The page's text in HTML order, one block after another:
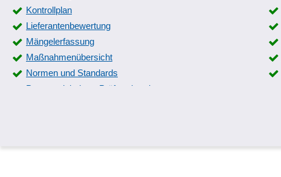
Kontrollplan
Lieferantenbewertung
Mängelerfassung
Maßnahmenübersicht
Normen und Standards
Parametrisierbare Prüfmerkmale
Prüfpläne